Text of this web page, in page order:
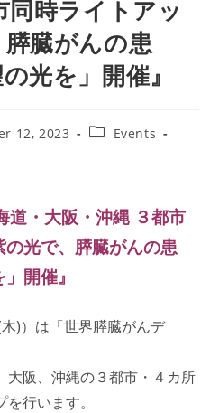
同時ライトアッ
臓がんの患
光を」開催』
12, 2023
PostEvents
道・大阪・沖縄 ３都市
光で、膵臓がんの患
開催』
)）は「世界膵臓がんデ
大阪、沖縄の３都市・４カ所
行います。